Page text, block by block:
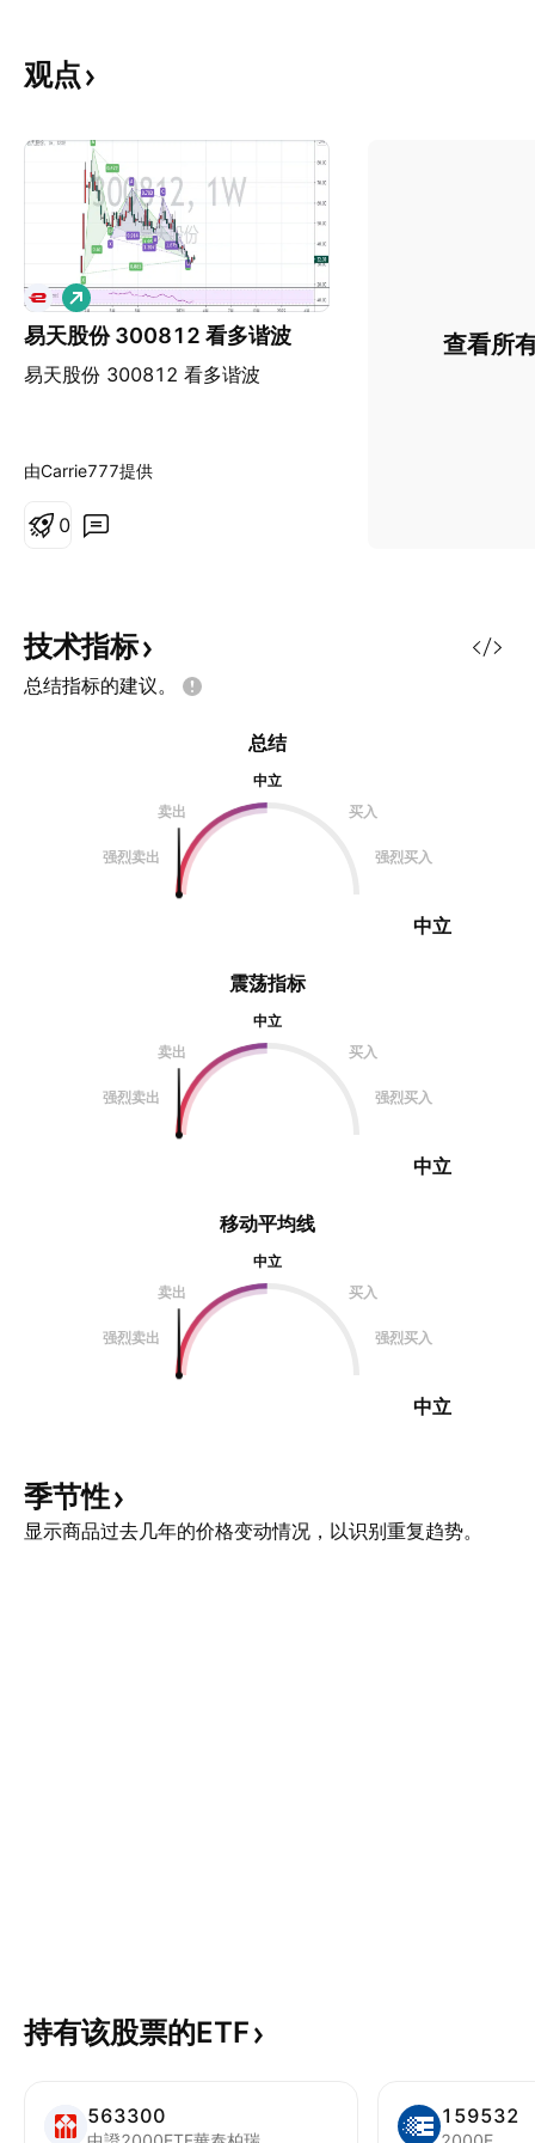
观点
易天股份 300812 看多谐波
易天股份 300812 看多谐波
做
多
由Carrie777提供
0
查看所
技术指标
总结指标的建议。
震荡指标
中立
卖出
买入
强烈卖出 强烈买入
中立
总结
中立
卖出
买入
强烈卖出 强烈买入
中立
移动平均线
中立
卖出
买入
强烈卖出 强烈买入
中立
季节性
显示商品过去几年的价格变动情况，以识别重复趋势。
持有该股票的ETF
563300 159532